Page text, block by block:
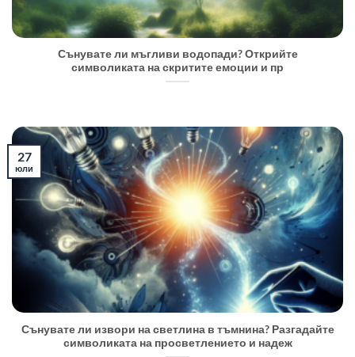
Сънувате ли мъгливи водопади? Открийте
символиката на скритите емоции и пр
Сънувате ли извори на светлина в тъмнина? Разгадайте
символиката на просветлението и надеж
27
юли